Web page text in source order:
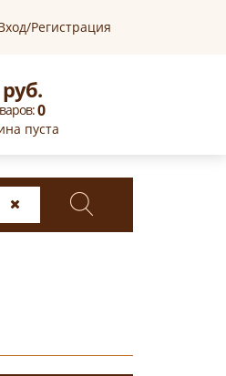
Регистрация
0
пуста